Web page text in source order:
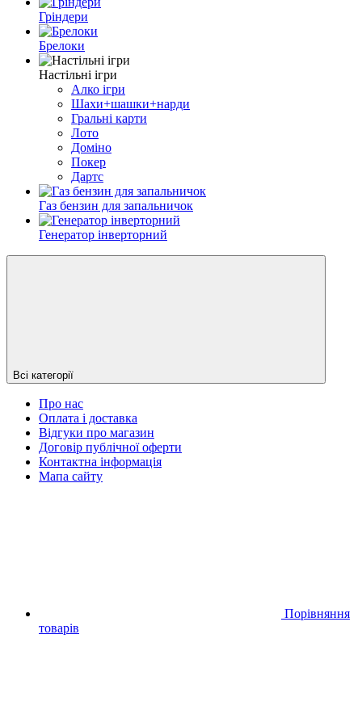
Гріндери
Брелоки
Настільні ігри
Алко ігри
Шахи+шашки+нарди
Гральні карти
Лото
Доміно
Покер
Дартс
Газ бензин для запальничок
Генератор інверторний
Всі категорії
Про нас
Оплата і доставка
Відгуки про магазин
Договір публічної оферти
Контактна інформація
Мапа сайту
Порівняння
товарів